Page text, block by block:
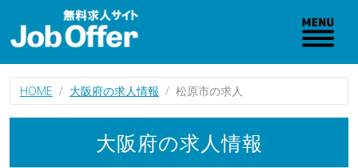
HOME 大阪府の求人情報 松原市の求人
大阪府の求人情報